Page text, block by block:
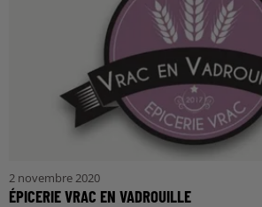
2 novembre 2020
ÉPICERIE VRAC EN VADROUILLE